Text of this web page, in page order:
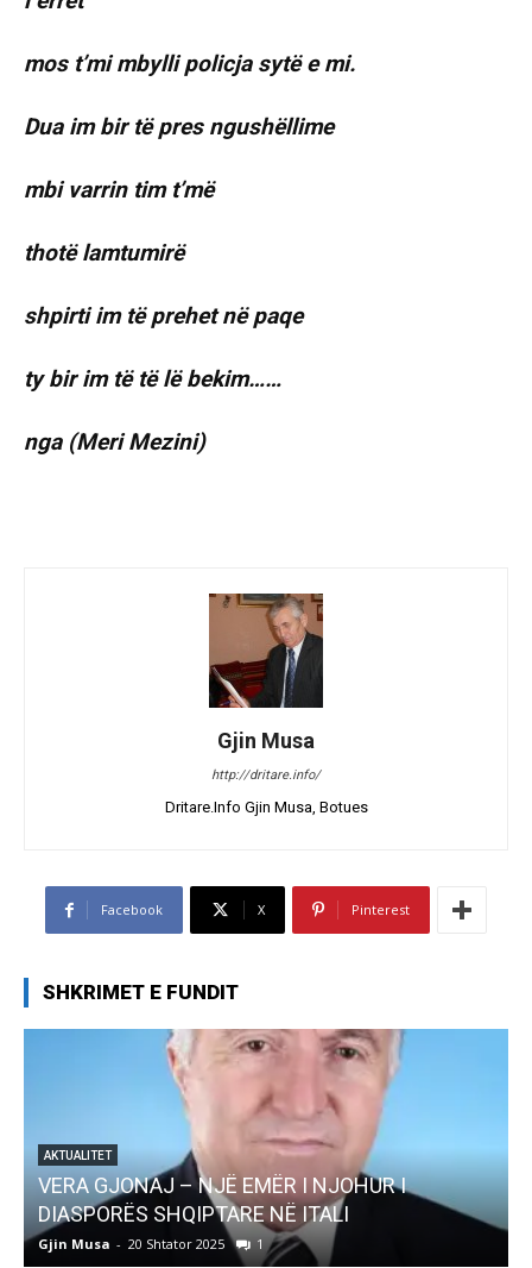
mos t’mi mbylli policja sytë e mi.
Dua im bir të pres ngushëllime
mbi varrin tim t’më
thotë lamtumirë
shpirti im të prehet në paqe
ty bir im të të lë bekim……
nga (Meri Mezini)
Gjin Musa
http://dritare.info/
Dritare.Info Gjin Musa, Botues
Facebook X Pinterest
SHKRIMET E FUNDIT
AKTUALITET
Pregaditi Gjin Musa-Rome- Shtator 2025
Gjin Musa - 8 Shtator 2025 0